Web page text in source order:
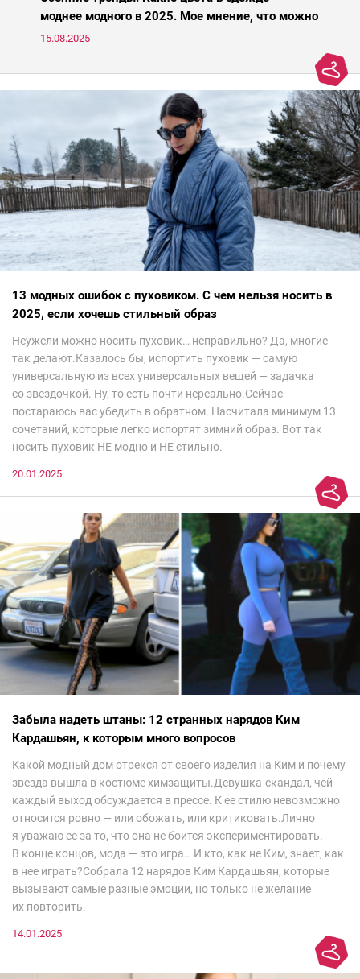
моднее модного в 2025. Мое мнение, что можно
носить, а что нет
15.08.2025
13 модных ошибок с пуховиком. С чем нельзя носить в
2025, если хочешь стильный образ
Неужели можно носить пуховик… неправильно? Да, многие
так делают.Казалось бы, испортить пуховик — самую
универсальную из всех универсальных вещей — задачка
со звездочкой. Ну, то есть почти нереально.Сейчас
постараюсь вас убедить в обратном. Насчитала минимум 13
сочетаний, которые легко испортят зимний образ. Вот так
носить пуховик НЕ модно и НЕ стильно.
20.01.2025
Забыла надеть штаны: 12 странных нарядов Ким
Кардашьян, к которым много вопросов
Какой модный дом отрекся от своего изделия на Ким и почему
звезда вышла в костюме химзащиты.Девушка-скандал, чей
каждый выход обсуждается в прессе. К ее стилю невозможно
относится ровно — или обожать, или критиковать.Лично
я уважаю ее за то, что она не боится экспериментировать.
В конце концов, мода — это игра… И кто, как не Ким, знает, как
в нее играть?Собрала 12 нарядов Ким Кардашьян, которые
вызывают самые разные эмоции, но только не желание
их повторить.
14.01.2025